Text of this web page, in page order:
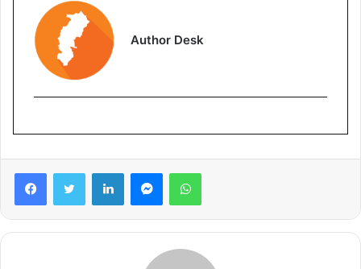
Author Desk